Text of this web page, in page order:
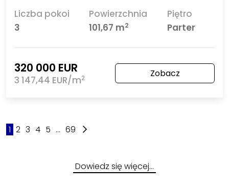
Liczba pokoi
3
Powierzchnia
101,67 m2
Piętro
Parter
320 000 EUR
3 147,44 EUR/m2 Zobacz
1 2 3 4 5 ... 69
Dowiedz się więcej…